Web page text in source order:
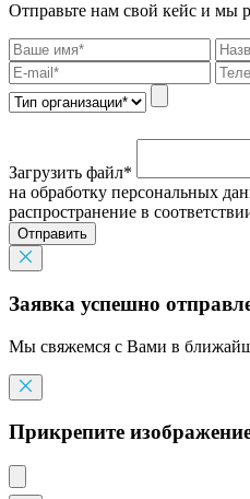
Отправьте нам свой кейс и мы
Загрузить файл*
на обработку персональных
распространение в
Отправить
Заявка успешно
Мы свяжемся с Вами в
Прикрепите